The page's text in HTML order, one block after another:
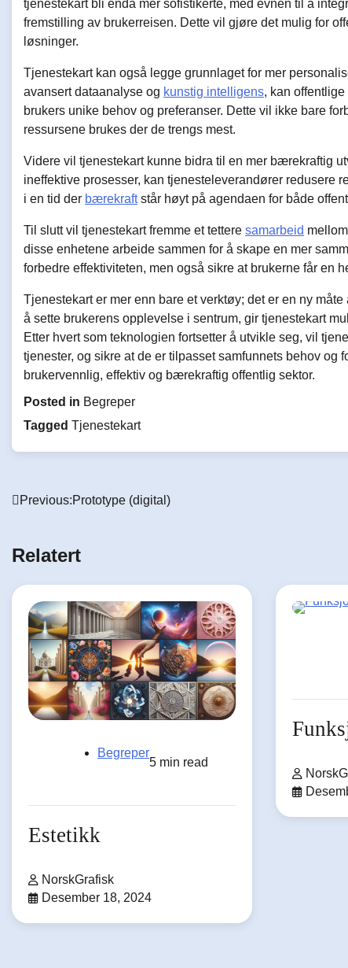
tjenestekart bli enda mer sofistikerte, med evnen til å
fremstilling av brukerreisen. Dette vil gjøre det mulig for
løsninger.
Tjenestekart kan også legge grunnlaget for mer
avansert dataanalyse og kunstig intelligens, kan
brukers unike behov og preferanser. Dette vil ikke bare
ressursene brukes der de trengs mest.
Videre vil tjenestekart kunne bidra til en mer bærekraftig
ineffektive prosesser, kan tjenesteleverandører
i en tid der bærekraftstår høyt på agendaen for både
Til slutt vil tjenestekart fremme et tettere samarbeid
disse enhetene arbeide sammen for å skape en mer
forbedre effektiviteten, men også sikre at brukerne får en
Tjenestekart er mer enn bare et verktøy; det er en ny
å sette brukerens opplevelse i sentrum, gir tjenestekart
Etter hvert som teknologien fortsetter å utvikle seg, vil
tjenester, og sikre at de er tilpasset samfunnets behov og
brukervennlig, effektiv og bærekraftig offentlig sektor.
Posted in Begreper
Tagged Tjenestekart
Innleggsnavigasjon
Previous:Prototype (digital)
Relatert
Begreper
5 min read
Estetikk
NorskGrafisk
Desember 18, 2024